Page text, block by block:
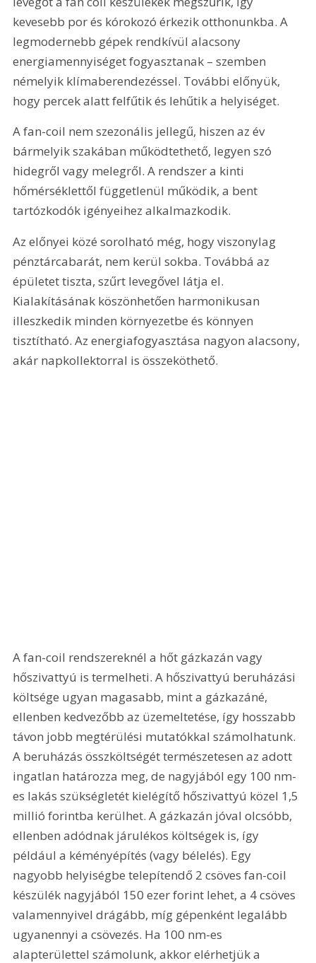
kevesebb por és kórokozó érkezik otthonunkba. A
legmodernebb gépek rendkívül alacsony
energiamennyiséget fogyasztanak – szemben
némelyik klímaberendezéssel. További előnyük,
hogy percek alatt felfűtik és lehűtik a helyiséget.
A fan-coil nem szezonális jellegű, hiszen az év
bármelyik szakában működtethető, legyen szó
hidegről vagy melegről. A rendszer a kinti
hőmérséklettől függetlenül működik, a bent
tartózkodók igényeihez alkalmazkodik.
Az előnyei közé sorolható még, hogy viszonylag
pénztárcabarát, nem kerül sokba. Továbbá az
épületet tiszta, szűrt levegővel látja el.
Kialakításának köszönhetően harmonikusan
illeszkedik minden környezetbe és könnyen
tisztítható. Az energiafogyasztása nagyon alacsony,
akár napkollektorral is összeköthető.
A fan-coil rendszereknél a hőt gázkazán vagy
hőszivattyú is termelheti. A hőszivattyú beruházási
költsége ugyan magasabb, mint a gázkazáné,
ellenben kedvezőbb az üzemeltetése, így hosszabb
távon jobb megtérülési mutatókkal számolhatunk.
A beruházás összköltségét természetesen az adott
ingatlan határozza meg, de nagyjából egy 100 nm-
es lakás szükségletét kielégítő hőszivattyú közel 1,5
millió forintba kerülhet. A gázkazán jóval olcsóbb,
ellenben adódnak járulékos költségek is, így
például a kéményépítés (vagy bélelés). Egy
nagyobb helyiségbe telepítendő 2 csöves fan-coil
készülék nagyjából 150 ezer forint lehet, a 4 csöves
valamennyivel drágább, míg gépenként legalább
ugyanennyi a csövezés. Ha 100 nm-es
alapterülettel számolunk, akkor elérhetjük a